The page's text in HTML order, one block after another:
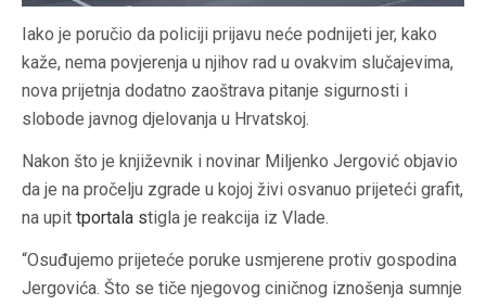
Iako je poručio da policiji prijavu neće podnijeti jer, kako
kaže, nema povjerenja u njihov rad u ovakvim slučajevima,
nova prijetnja dodatno zaoštrava pitanje sigurnosti i
slobode javnog djelovanja u Hrvatskoj.
Nakon što je književnik i novinar Miljenko Jergović objavio
da je na pročelju zgrade u kojoj živi osvanuo prijeteći grafit,
na upit tportala stigla je reakcija iz Vlade.
“Osuđujemo prijeteće poruke usmjerene protiv gospodina
Jergovića. Što se tiče njegovog ciničnog iznošenja sumnje